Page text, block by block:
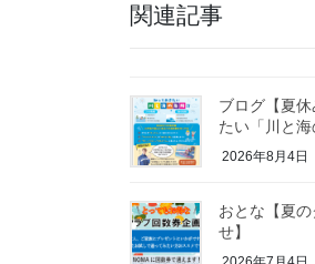
関連記事
ブログ【夏
たい「川と海
2026年8月4日
おとな【夏
せ】